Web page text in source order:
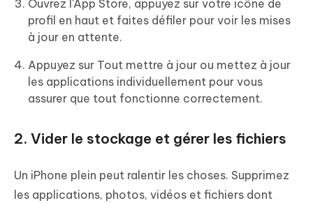
Ouvrez l'App Store, appuyez sur votre icône de
profil en haut et faites défiler pour voir les mises
à jour en attente.
Appuyez sur Tout mettre à jour ou mettez à jour
les applications individuellement pour vous
assurer que tout fonctionne correctement.
2. Vider le stockage et gérer les fichiers
Un iPhone plein peut ralentir les choses. Supprimez
les applications, photos, vidéos et fichiers dont